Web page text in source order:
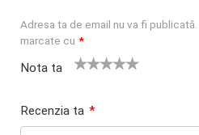
Adresa ta de email nu va fi publicată.
marcate cu *
Nota ta
na
di
din
5
stele
stele
stele
Recenzia ta *